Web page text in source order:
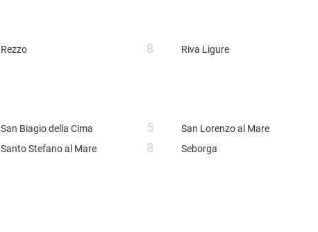
Rezzo 8 Riva Ligure
San Biagio della Cima 5 San Lorenzo al Mare
Santo Stefano al Mare 8 Seborga